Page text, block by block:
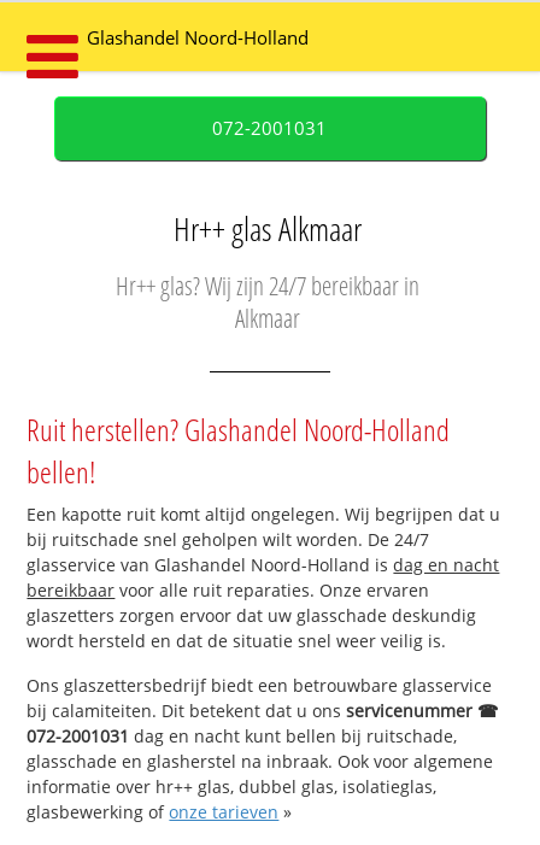
Glashandel Noord-Holland
072-2001031
Hr++ glas Alkmaar
Hr++ glas? Wij zijn 24/7 bereikbaar in
Alkmaar
Ruit herstellen? Glashandel Noord-Holland
bellen!
Een kapotte ruit komt altijd ongelegen. Wij begrijpen dat u
bij ruitschade snel geholpen wilt worden. De 24/7
glasservice van Glashandel Noord-Holland isdag en nacht
bereikbaar voor alle ruit reparaties. Onze ervaren
glaszetters zorgen ervoor dat uw glasschade deskundig
wordt hersteld en dat de situatie snel weer veilig is.
Ons glaszettersbedrijf biedt een betrouwbare glasservice
bij calamiteiten. Dit betekent dat u onsservicenummer ☎
072-2001031 dag en nacht kunt bellen bij ruitschade,
glasschade en glasherstel na inbraak. Ook voor algemene
informatie over hr++ glas, dubbel glas, isolatieglas,
glasbewerking ofonze tarieven »